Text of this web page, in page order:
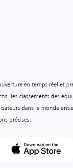
en temps réel et
les classements des
dans le monde
précises.